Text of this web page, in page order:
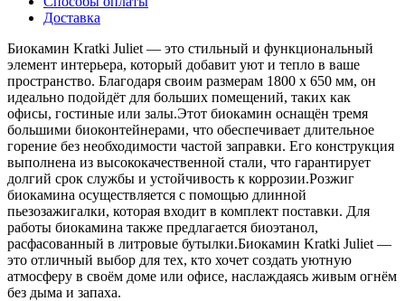
Доставка
Биокамин Kratki Juliet — это стильный и функциональный
элемент интерьера, который добавит уют и тепло в ваше
пространство. Благодаря своим размерам 1800 x 650 мм, он
идеально подойдёт для больших помещений, таких как
офисы, гостиные или залы.Этот биокамин оснащён тремя
большими биоконтейнерами, что обеспечивает длительное
горение без необходимости частой заправки. Его конструкция
выполнена из высококачественной стали, что гарантирует
долгий срок службы и устойчивость к коррозии.Розжиг
биокамина осуществляется с помощью длинной
пьезозажигалки, которая входит в комплект поставки. Для
работы биокамина также предлагается биоэтанол,
расфасованный в литровые бутылки.Биокамин Kratki Juliet —
это отличный выбор для тех, кто хочет создать уютную
атмосферу в своём доме или офисе, наслаждаясь живым огнём
без дыма и запаха.